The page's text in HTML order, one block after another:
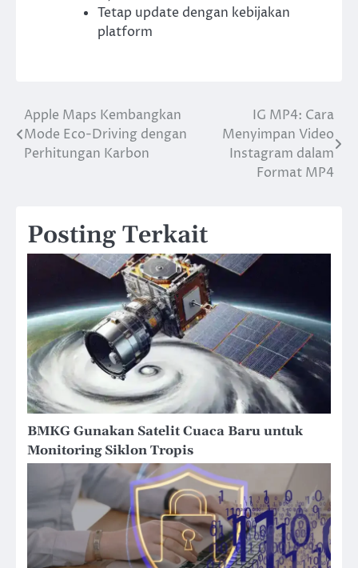
Tetap update dengan kebijakan
platform
Navigasi
pos
Apple Maps Kembangkan
Mode Eco-Driving dengan
Perhitungan Karbon
IG MP4: Cara
Menyimpan Video
Instagram dalam
Format MP4
Posting Terkait
BMKG Gunakan Satelit Cuaca Baru untuk
Monitoring Siklon Tropis